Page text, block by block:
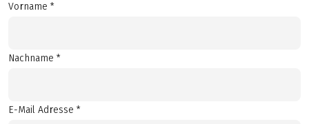
Vorname *
Nachname *
E-Mail Adresse *